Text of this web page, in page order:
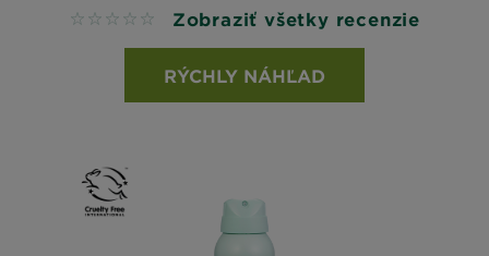
No reviews Zobraziť všetky recenzie
RÝCHLY NÁHĽAD